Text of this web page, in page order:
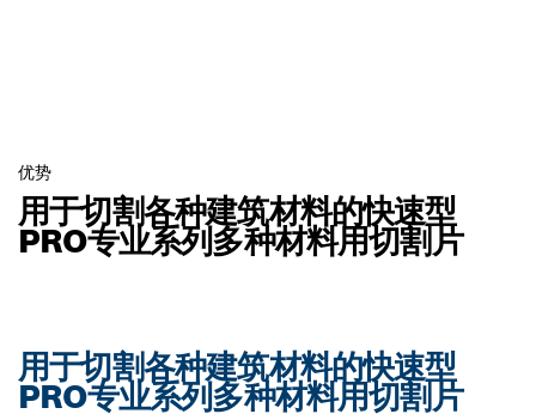
优势
用于切割各种建筑材料的快速型
PRO专业系列多种材料用切割片
用于切割各种建筑材料的快速型
PRO专业系列多种材料用切割片